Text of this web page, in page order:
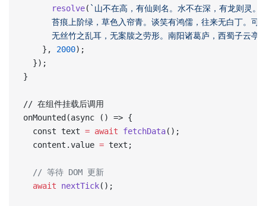
      resolve
( `山不在高，有仙则名。水不在深，有龙则灵
苔痕上阶绿，草色入帘青。谈笑有鸿儒，往来无白丁。
无丝竹之乱耳，无案牍之劳形。南阳诸葛庐，西蜀子云亭
    },
2000);
  });
}
// 在组件挂载后调用
onMounted(async () => {
  const text
= await fetchData();
  content.value
= text;
  // 等待 DOM 更新
  await
nextTick();